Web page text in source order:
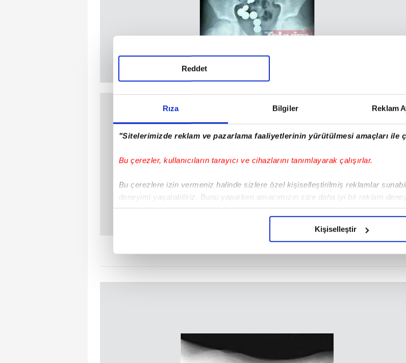
Rıza Bilgiler Reklam
"Sitelerimizde reklam ve pazarlama faaliyetlerinin yürütülmesi amaçları ile
Bu çerezler, kullanıcıların tarayıcı ve cihazlarını tanımlayarak çalışırlar.
Bu çerezlere izin vermeniz halinde sizlere özel kişiselleştirilmiş reklamlar
deneyimi yaşatabiliriz. Bunu yaparken amacımızın size daha iyi bir reklam
içerikleri sunabilmek adına elimizden gelen çabayı gösterdiğimizi ve bu
çerezler vasıtasıyla çeşitli kişisel verileriniz işlenmekte olup gerekli olan
butonuna tıklayabilir,Çerez Bilgilendirme Metnimizi
Reddet
Kişiselleştir